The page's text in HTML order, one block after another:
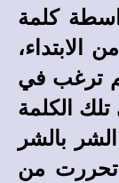
كلمة
ترغب في
الكلمة
بالشر
تحررت من